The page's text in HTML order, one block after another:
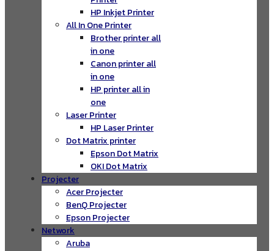
HP Inkjet Printer
All In One Printer
Brother printer all
in one
Canon printer all
in one
HP printer all in
one
Laser Printer
HP Laser Printer
Dot Matrix printer
Epson Dot Matrix
OKI Dot Matrix
Projecter
Acer Projecter
BenQ Projecter
Epson Projecter
Network
Aruba